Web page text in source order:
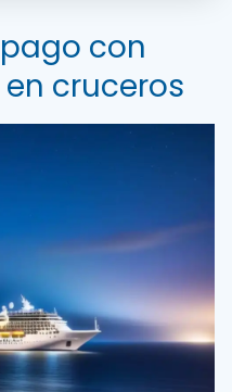
con
cruceros